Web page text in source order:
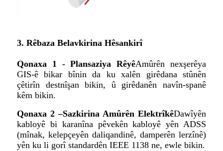
3. Rêbaza Belavkirina Hêsankirî
Qonaxa 1 - Plansaziya RêyêAmûrên nexşerêya
GIS-ê bikar bînin da ku xalên girêdana stûnên
çêtirîn destnîşan bikin, û girêdanên navîn-spanê
kêm bikin.
Qonaxa 2 –Sazkirina Amûrên ElektrîkêDawîyên
kabloyê bi karanîna pêvekên kabloyê yên ADSS
(mînak, kelepçeyên daliqandinê, damperên lerzînê)
yên ku li gorî standardên IEEE 1138 ne, ewle bikin.